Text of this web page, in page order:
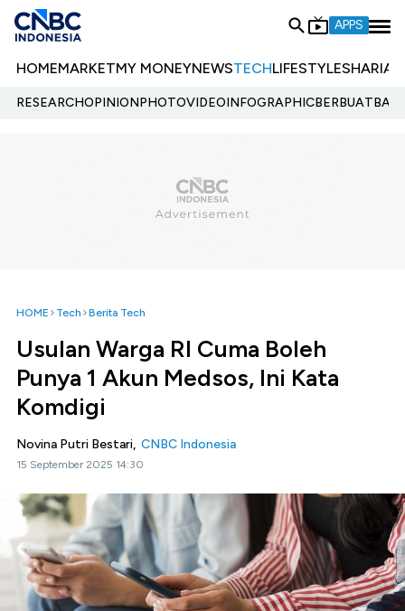
APPS
HOMEMARKETMY MONEYNEWSTECHLIFESTYLESHARIA
RESEARCHOPINIONPHOTOVIDEOINFOGRAPHIC
HOME Tech Berita Tech
Usulan Warga RI Cuma Boleh
Punya 1 Akun Medsos, Ini Kata
Komdigi
Novina Putri Bestari, CNBC Indonesia
15 September 2025 14:30